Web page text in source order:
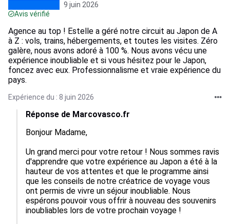
9 juin 2026
Avis vérifié
Agence au top ! Estelle a géré notre circuit au Japon de A
à Z : vols, trains, hébergements, et toutes les visites. Zéro
galère, nous avons adoré à 100 %. Nous avons vécu une
expérience inoubliable et si vous hésitez pour le Japon,
foncez avec eux. Professionnalisme et vraie expérience du
pays.
Expérience du : 8 juin 2026
Réponse de Marcovasco.fr
Bonjour Madame,
Un grand merci pour votre retour ! Nous sommes ravis
d'apprendre que votre expérience au Japon a été à la
hauteur de vos attentes et que le programme ainsi
que les conseils de notre créatrice de voyage vous
ont permis de vivre un séjour inoubliable. Nous
espérons pouvoir vous offrir à nouveau des souvenirs
inoubliables lors de votre prochain voyage !